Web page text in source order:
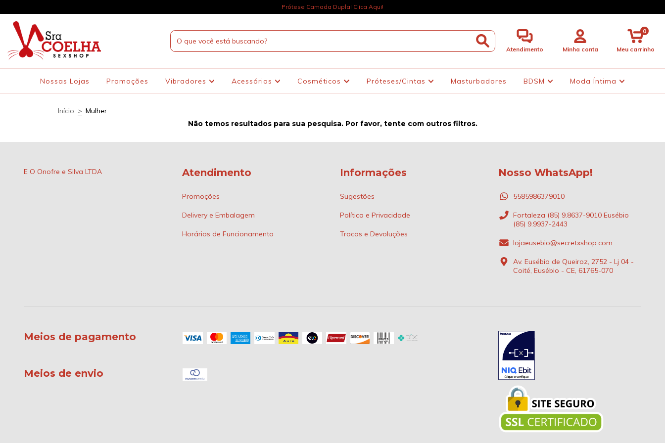
Prótese Camada Dupla! Clica Aqui!
Atendimento Minha conta Meu carrinho
0
Nossas Lojas Promoções Vibradores Acessórios Cosméticos Próteses/Cintas Masturbadores BDSM Moda Íntima
Início > Mulher
Não temos resultados para sua pesquisa. Por favor, tente com outros filtros.
E O Onofre e Silva LTDA Atendimento
Promoções
Delivery e Embalagem
Horários de Funcionamento
Informações
Sugestões
Política e Privacidade
Trocas e Devoluções
Nosso WhatsApp!
5585986379010
Fortaleza (85) 9.8637-9010 Eusébio
(85) 9.9937-2443
lojaeusebio@secretxshop.com
Av. Eusébio de Queiroz, 2752 - Lj 04 -
Coité, Eusébio - CE, 61765-070
Meios de pagamento
Meios de envio